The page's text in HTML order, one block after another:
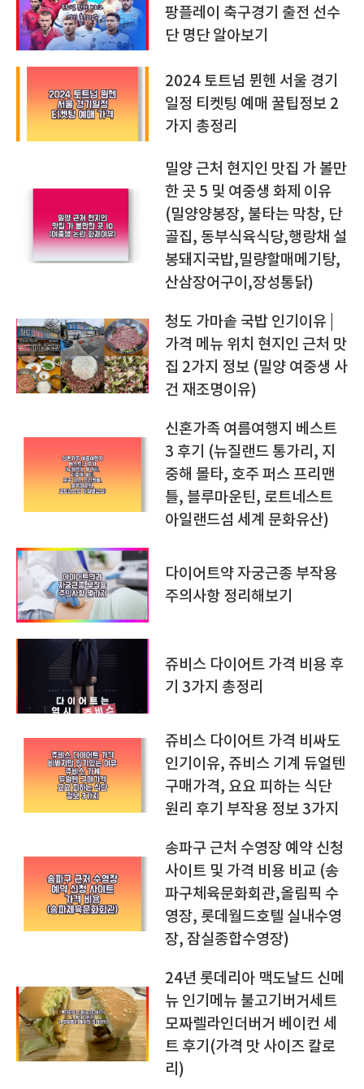
팡플레이 축구경기 출전 선수
단 명단 알아보기
2024 토트넘 뮌헨 서울 경기
일정 티켓팅 예매 꿀팁정보 2
가지 총정리
밀양 근처 현지인 맛집 가 볼만
한 곳 5 및 여중생 화제 이유
(밀양양봉장, 불타는 막창, 단
골집, 동부식육식당,행랑채 설
봉돼지국밥,밀량할매메기탕,
산삼장어구이,장성통닭)
청도 가마솥 국밥 인기이유 |
가격 메뉴 위치 현지인 근처 맛
집 2가지 정보 (밀양 여중생 사
건 재조명이유)
신혼가족 여름여행지 베스트
3 후기 (뉴질랜드 통가리, 지
중해 몰타, 호주 퍼스 프리맨
틀, 블루마운틴, 로트네스트
아일랜드섬 세계 문화유산)
다이어트약 자궁근종 부작용
주의사항 정리해보기
쥬비스 다이어트 가격 비용 후
기 3가지 총정리
쥬비스 다이어트 가격 비싸도
인기이유, 쥬비스 기계 듀얼텐
구매가격, 요요 피하는 식단
원리 후기 부작용 정보 3가지
송파구 근처 수영장 예약 신청
사이트 및 가격 비용 비교 (송
파구체육문화회관,올림픽 수
영장, 롯데월드호텔 실내수영
장, 잠실종합수영장)
24년 롯데리아 맥도날드 신메
뉴 인기메뉴 불고기버거세트
모짜렐라인더버거 베이컨 세
트 후기(가격 맛 사이즈 칼로
리)